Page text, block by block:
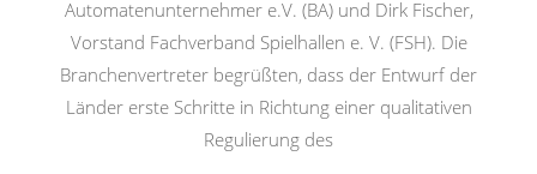
Automatenunternehmer e.V. (BA) und Dirk Fischer,
Vorstand Fachverband Spielhallen e. V. (FSH). Die
Branchenvertreter begrüßten, dass der Entwurf der
Länder erste Schritte in Richtung einer qualitativen
Regulierung des